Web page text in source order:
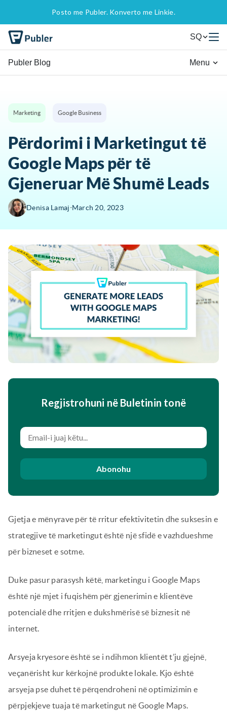
Posto me Publer. Konverto me Linkie.
SQ
Publer Blog Menu
Marketing Google Business
Përdorimi i Marketingut të
Google Maps për të
Gjeneruar Më Shumë Leads
Denisa Lamaj∙March 20, 2023
Regjistrohuni në Buletinin tonë
Abonohu
Gjetja e mënyrave për të rritur efektivitetin dhe suksesin e
strategjive të marketingut është një sfidë e vazhdueshme
për bizneset e sotme.
Duke pasur parasysh këtë, marketingu i Google Maps
është një mjet i fuqishëm për gjenerimin e klientëve
potencialë dhe rritjen e dukshmërisë së biznesit në
internet.
Arsyeja kryesore është se i ndihmon klientët t’ju gjejnë,
veçanërisht kur kërkojnë produkte lokale. Kjo është
arsyeja pse duhet të përqendroheni në optimizimin e
përpjekjeve tuaja të marketingut në Google Maps.